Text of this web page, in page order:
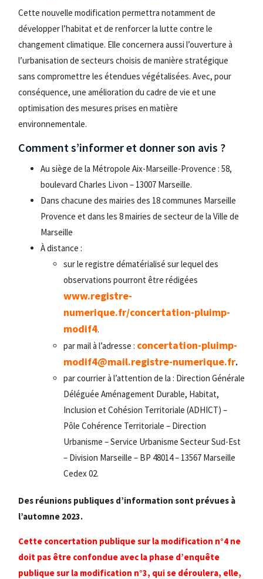
Cette nouvelle modification permettra notamment de
développer l’habitat et de renforcer la lutte contre le
changement climatique. Elle concernera aussi l’ouverture à
l’urbanisation de secteurs choisis de manière stratégique
sans compromettre les étendues végétalisées. Avec, pour
conséquence, une amélioration du cadre de vie et une
optimisation des mesures prises en matière
environnementale.
Comment s’informer et donner son avis ?
Au siège de la Métropole Aix-Marseille-Provence : 58,
boulevard Charles Livon – 13007 Marseille.
Dans chacune des mairies des 18 communes Marseille
Provence et dans les 8 mairies de secteur de la Ville de
Marseille
À distance :
sur le registre dématérialisé sur lequel des
observations pourront être rédigées
www.registre-
numerique.fr/concertation-pluimp-
modif4.
par mail à l’adresse : concertation-pluimp-
modif4@mail.registre-numerique.fr.
par courrier à l’attention de la : Direction Générale
Déléguée Aménagement Durable, Habitat,
Inclusion et Cohésion Territoriale (ADHICT) –
Pôle Cohérence Territoriale – Direction
Urbanisme – Service Urbanisme Secteur Sud-Est
– Division Marseille – BP 48014 – 13567 Marseille
Cedex 02.
Des réunions publiques d’information sont prévues à
l’automne 2023.
Cette concertation publique sur la modification n°4 ne
doit pas être confondue avec la phase d’enquête
publique sur la modification n°3, qui se déroulera, elle,